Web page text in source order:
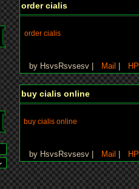
order cialis
order cialis
by HsvsRsvsesv | Mail HP
buy cialis online
buy cialis online
by HsvsRsvsesv | Mail HP